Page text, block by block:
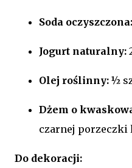
Soda oczyszczona:
Jogurt naturalny:
Olej roślinny: ½
Dżem o
czarnej
Do dekoracji: